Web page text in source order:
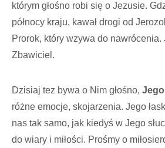
którym głośno robi się o Jezusie.
północy kraju, kawał drogi od
Prorok, który wzywa do nawrócenia.
Zbawiciel.
Dzisiaj tez bywa o Nim głośno,
różne emocje, skojarzenia. Jego
nas tak samo, jak kiedyś w Jego
do wiary i miłości. Prośmy o